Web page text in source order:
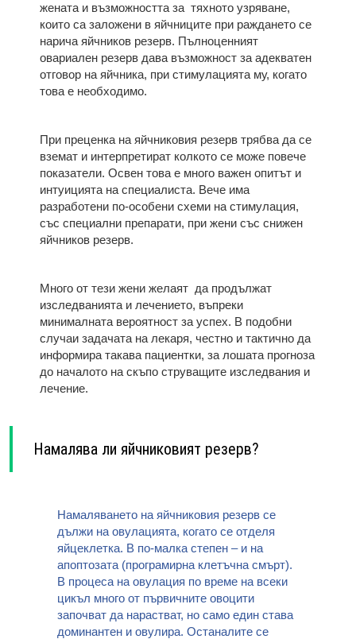
жената и възможността за тяхното узряване,
които са заложени в яйчниците при раждането се
нарича яйчников резерв. Пълноценният
овариален резерв дава възможност за адекватен
отговор на яйчника, при стимулацията му, когато
това е необходимо.
При преценка на яйчниковия резерв трябва да се
вземат и интерпретират колкото се може повече
показатели. Освен това е много важен опитът и
интуицията на специалиста. Вече има
разработени по-особени схеми на стимулация,
със специални препарати, при жени със снижен
яйчников резерв.
Много от тези жени желаят да продължат
изследванията и лечението, въпреки
минималната вероятност за успех. В подобни
случаи задачата на лекаря, честно и тактично да
информира такава пациентки, за лошата прогноза
до началото на скъпо струващите изследвания и
лечение.
Намалява ли яйчниковият резерв?
Намаляването на яйчниковия резерв се
дължи на овулацията, когато се отделя
яйцеклетка. В по-малка степен – и на
апоптозата (програмирна клетъчна смърт).
В процеса на овулация по време на всеки
цикъл много от първичните овоцити
започват да нарастват, но само един става
доминантен и овулира. Останалите се